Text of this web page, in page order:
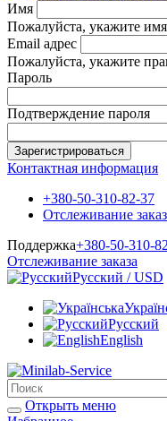
Имя
Пожалуйста, укажите
Email адрес
Пожалуйста, укажите
Пароль
Подтверждение пароля
Зарегистрироваться
Контактная информация
+380-50-310-82-37
Отслеживание
Поддержка+380-50-310-
Отслеживание заказа
Русский / USD
Русский
English
Открыть меню